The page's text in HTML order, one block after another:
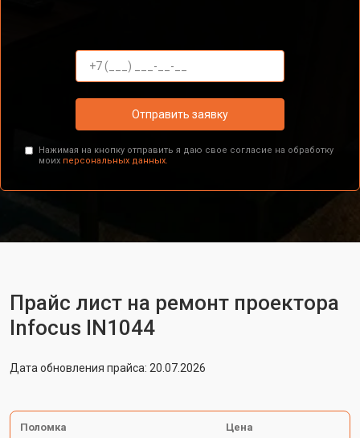
Отправить заявку
Нажимая на кнопку отправить я даю свое согласие на обработку
моих персональных данных.
Прайс лист на ремонт проектора
Infocus IN1044
Дата обновления прайса: 20.07.2026
Поломка Цена